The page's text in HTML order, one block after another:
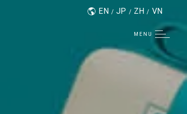
EN JP ZH VN
MENU